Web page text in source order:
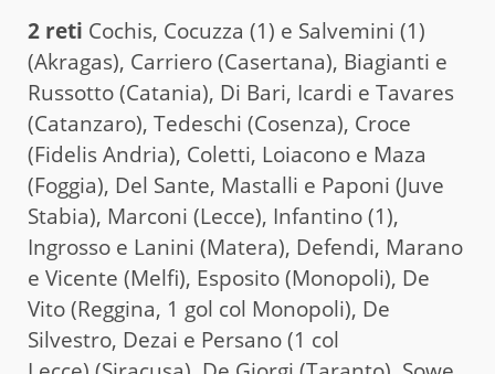
2 reti Cochis, Cocuzza (1) e Salvemini (1)
(Akragas), Carriero (Casertana), Biagianti e
Russotto (Catania), Di Bari, Icardi e Tavares
(Catanzaro), Tedeschi (Cosenza), Croce
(Fidelis Andria), Coletti, Loiacono e Maza
(Foggia), Del Sante, Mastalli e Paponi (Juve
Stabia), Marconi (Lecce), Infantino (1),
Ingrosso e Lanini (Matera), Defendi, Marano
e Vicente (Melfi), Esposito (Monopoli), De
Vito (Reggina, 1 gol col Monopoli), De
Silvestro, Dezai e Persano (1 col